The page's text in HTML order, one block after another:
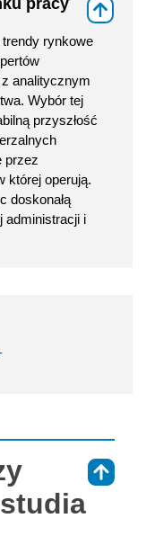
pracy
rynkowe
analitycznym
Wybór tej
przyszłość
przez
której operują.
doskonałą
administracji i